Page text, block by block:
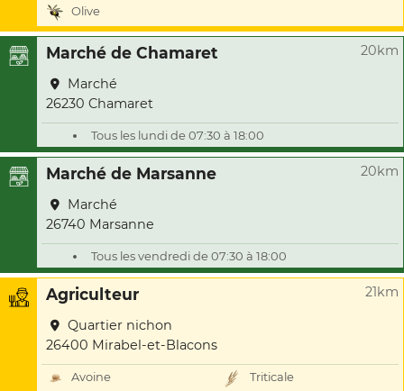
Olive
Marché de Chamaret 20km
Marché
26230 Chamaret
Tous les lundi de 07:30 à 18:00
Marché de Marsanne 20km
Marché
26740 Marsanne
Tous les vendredi de 07:30 à 18:00
Agriculteur 21km
Quartier nichon
26400 Mirabel-et-Blacons
Avoine
Triticale